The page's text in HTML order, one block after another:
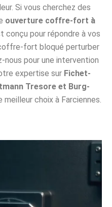
Si vous cherchez des
ouverture coffre-fort à
conçu pour répondre à vos
fort bloqué perturber
pour une intervention
expertise sur Fichet-
Tresore et Burg-
meilleur choix à Farciennes.